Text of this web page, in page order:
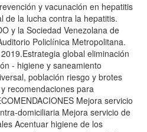
y vacunación en hepatitis
de la lucha contra la hepatitis.
y la Sociedad Venezolana de
Policlínica Metropolitana.
global eliminación
- higiene y saneamiento
población riesgo y brotes
recomendaciones para
Mejora servicio
domiciliaria Mejora servicio de
Acentuar higiene de los